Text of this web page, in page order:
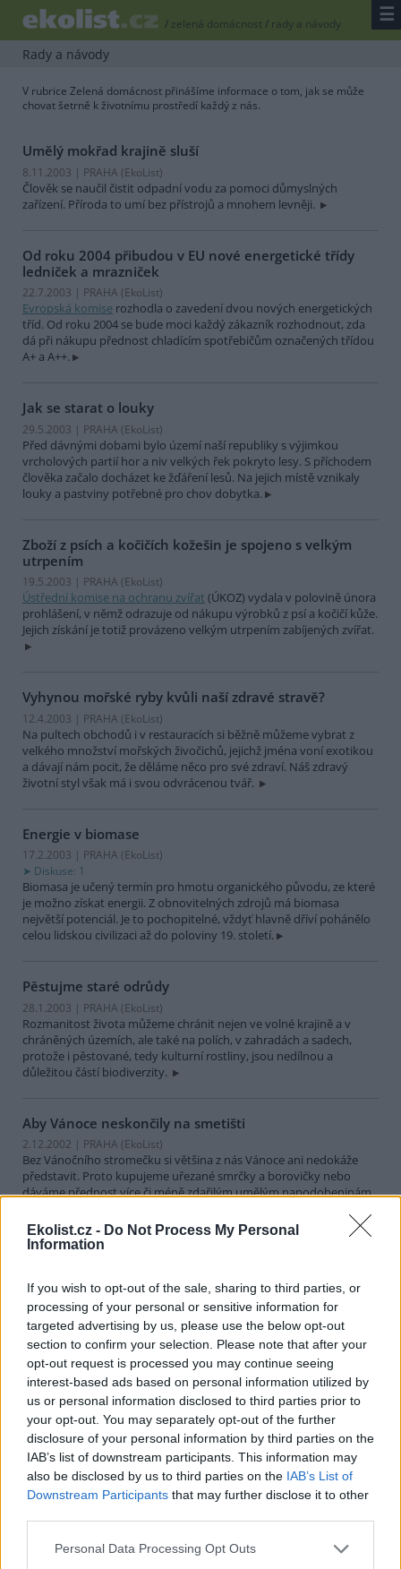
Ekolist.cz - Do Not Process My Personal
Information
If you wish to opt-out of the sale, sharing to third parties, or
processing of your personal or sensitive information for
targeted advertising by us, please use the below opt-out
section to confirm your selection. Please note that after your
opt-out request is processed you may continue seeing
interest-based ads based on personal information utilized by
us or personal information disclosed to third parties prior to
your opt-out. You may separately opt-out of the further
disclosure of your personal information by third parties on the
IAB’s list of downstream participants. This information may
also be disclosed by us to third parties on the IAB’s List of
Downstream Participants that may further disclose it to other
Personal Data Processing Opt Outs
/ zelená domácnost/ rady a návody ☰
Rady a návody
V rubrice Zelená domácnost přinášíme informace o tom, jak se může
chovat šetrně k životnímu prostředí každý z nás.
Umělý mokřad krajině sluší
8.11.2003 | PRAHA (EkoList)
Člověk se naučil čistit odpadní vodu za pomoci důmyslných
zařízení. Příroda to umí bez přístrojů a mnohem levněji.
Od roku 2004 přibudou v EU nové energetické třídy
ledniček a mrazniček
22.7.2003 | PRAHA (EkoList)
Evropská komise rozhodla o zavedení dvou nových energetických
tříd. Od roku 2004 se bude moci každý zákazník rozhodnout, zda
dá při nákupu přednost chladícím spotřebičům označených třídou
A+ a A++.
Jak se starat o louky
29.5.2003 | PRAHA (EkoList)
Před dávnými dobami bylo území naší republiky s výjimkou
vrcholových partií hor a niv velkých řek pokryto lesy. S příchodem
člověka začalo docházet ke žďáření lesů. Na jejich místě vznikaly
louky a pastviny potřebné pro chov dobytka.
Zboží z psích a kočičích kožešin je spojeno s velkým
utrpením
19.5.2003 | PRAHA (EkoList)
Ústřední komise na ochranu zvířat (ÚKOZ) vydala v polovině února
prohlášení, v němž odrazuje od nákupu výrobků z psí a kočičí kůže.
Jejich získání je totiž provázeno velkým utrpením zabíjených zvířat.
Vyhynou mořské ryby kvůli naší zdravé stravě?
12.4.2003 | PRAHA (EkoList)
Na pultech obchodů i v restauracích si běžně můžeme vybrat z
velkého množství mořských živočichů, jejichž jména voní exotikou
a dávají nám pocit, že děláme něco pro své zdraví. Náš zdravý
životní styl však má i svou odvrácenou tvář.
Energie v biomase
17.2.2003 | PRAHA (EkoList)
Diskuse: 1
Biomasa je učený termín pro hmotu organického původu, ze které
je možno získat energii. Z obnovitelných zdrojů má biomasa
největší potenciál. Je to pochopitelné, vždyť hlavně dříví pohánělo
celou lidskou civilizaci až do poloviny 19. století.
Pěstujme staré odrůdy
28.1.2003 | PRAHA (EkoList)
Rozmanitost života můžeme chránit nejen ve volné krajině a v
chráněných územích, ale také na polích, v zahradách a sadech,
protože i pěstované, tedy kulturní rostliny, jsou nedílnou a
důležitou částí biodiverzity.
Aby Vánoce neskončily na smetišti
2.12.2002 | PRAHA (EkoList)
Bez Vánočního stromečku si většina z nás Vánoce ani nedokáže
představit. Proto kupujeme uřezané smrčky a borovičky nebo
dáváme přednost více či méně zdařilým umělým napodobeninám.
14.11.2002 | PRAHA ( MŽP
Ničivé povodně, které postihly Českou republiku v letošním roce,
řadíme mezi katastrofy, které nejenže přesáhly svým rozsahem
škod paměť žijících generací, ale rovněž nastolily řadu otázek. Je za
námi doba, kdy se jsme ze všech hromadných sdělovacích
prostředků dozvídali, že jednou „poručíme větru dešti“ a když
přece jenom ne, postará se o nás stát. Úloha státu v tomto smyslu
dnes výrazně směřuje do oblasti prevence a to nejen u nás, ale v
celé Evropě.
Ideální izolace pro váš dům
8.11.2002 | PRAHA (EkoList)
Diskuse: 1
ale i přírodu.Ideální je dům za pomoci vhodného materiálu